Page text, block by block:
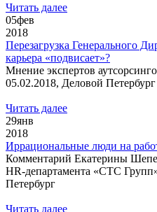
Читать далее
05фев
2018
Перезагрузка Генерального
карьера «подвисает»?
Мнение экспертов
05.02.2018, Деловой Петербург
Читать далее
29янв
2018
Иррациональные люди на
Комментарий Екатерины
HR-департамента «СТС
Петербург
Читать далее